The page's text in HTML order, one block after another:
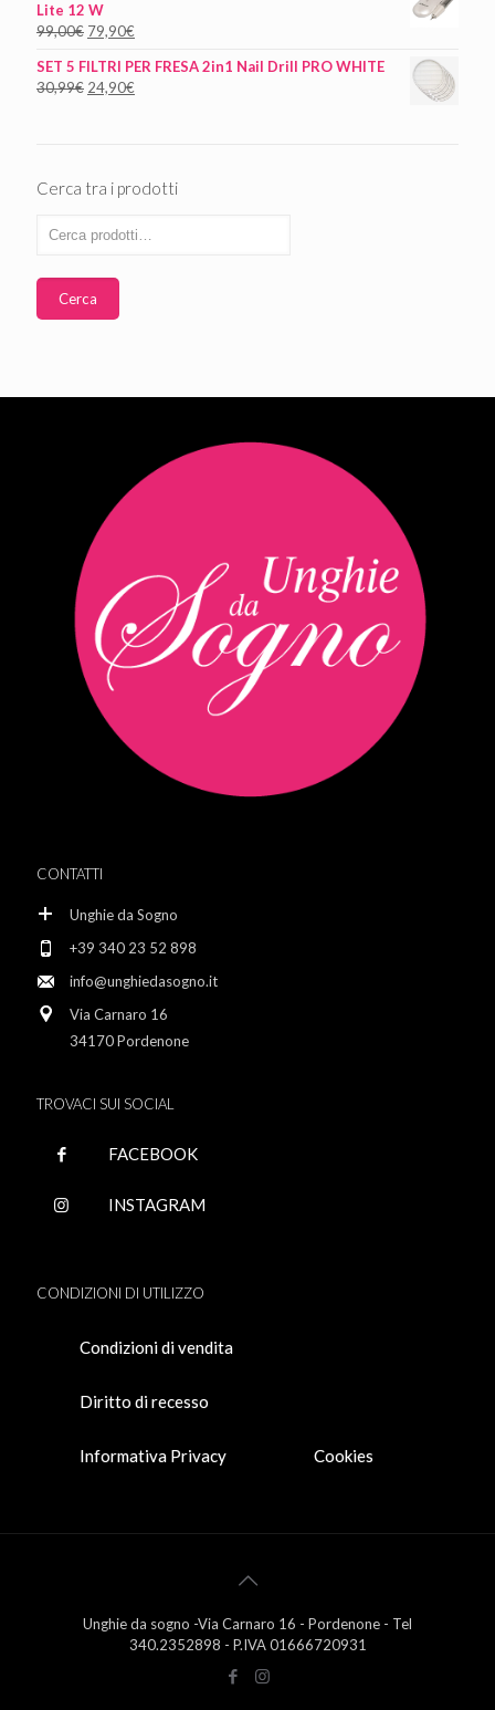
Lite 12 W
99,00€ 79,90€
SET 5 FILTRI PER FRESA 2in1 Nail Drill PRO WHITE
30,99€ 24,90€
Cerca tra i prodotti
Cerca
CONTATTI
Unghie da Sogno
+39 340 23 52 898
info@unghiedasogno.it
Via Carnaro 16
34170 Pordenone
TROVACI SUI SOCIAL
FACEBOOK
INSTAGRAM
CONDIZIONI DI UTILIZZO
Condizioni di vendita
Diritto di recesso
Informativa Privacy Cookies
Unghie da sogno -Via Carnaro 16 - Pordenone - Tel
340.2352898 - P.IVA 01666720931